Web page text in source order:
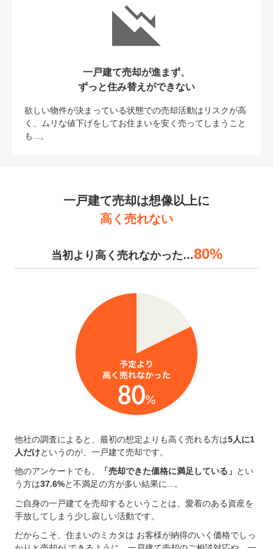
一戸建て売却が進まず、
ずっと住み替えができない
欲しい物件が決まっている状態での売却活動はリスクが高
く、ムリな値下げをしてお住まいを安く売ってしまうこと
も...。
一戸建て売却は想像以上に
高く売れない
当初より高く売れなかった…80%
他社の調査によると、最初の想定よりも高く売れる方は5人に1
人だけというのが、一戸建て売却です。
他のアンケートでも、
「売却できた価格に満足している」 とい
う方は37.6%と不満足の方が多い結果に...。
ご自身の一戸建てを売却するということは、愛着のある資産を
手放してしまう少し寂しい活動です。
だからこそ、住まいのミカタは お客様が納得のいく価格でしっ